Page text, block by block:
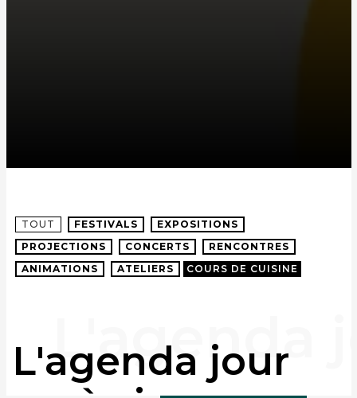
TOUT FESTIVALS
EXPOSITIONS
PROJECTIONS
CONCERTS
RENCONTRES
ANIMATIONS
ATELIERS COURS DE CUISINE
L'agenda jour